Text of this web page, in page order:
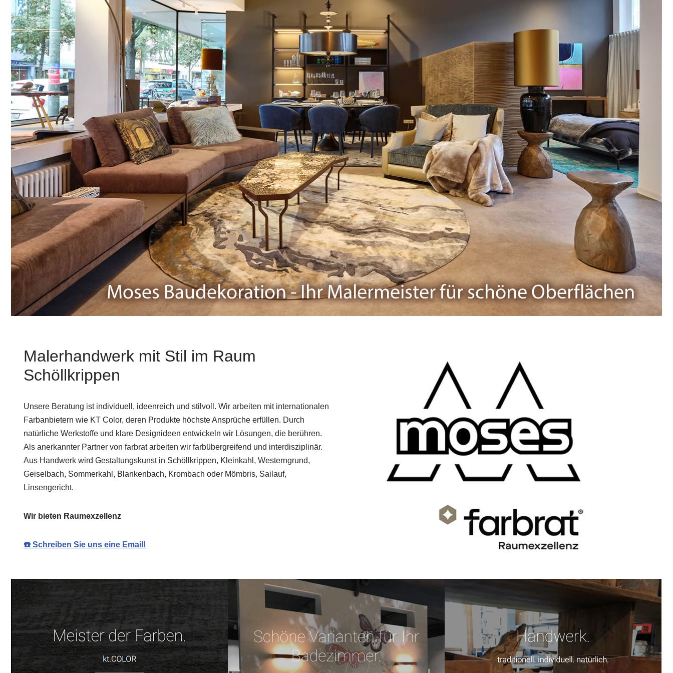
Malerhandwerk mit Stil im Raum
Schöllkrippen
Unsere Beratung ist individuell, ideenreich und stilvoll. Wir arbeiten mit internationalen
Farbanbietern wie KT Color, deren Produkte höchste Ansprüche erfüllen. Durch
natürliche Werkstoffe und klare Designideen entwickeln wir Lösungen, die berühren.
Als anerkannter Partner von farbrat arbeiten wir farbübergreifend und interdisziplinär.
Aus Handwerk wird Gestaltungskunst in Schöllkrippen, Kleinkahl, Westerngrund,
Geiselbach, Sommerkahl, Blankenbach, Krombach oder Mömbris, Sailauf,
Linsengericht.
Wir bieten Raumexzellenz
☎️ Schreiben Sie uns eine Email!